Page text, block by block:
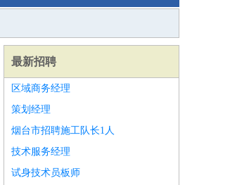
最新招聘
区域商务经理
策划经理
烟台市招聘施工队长1人
技术服务经理
试身技术员板师